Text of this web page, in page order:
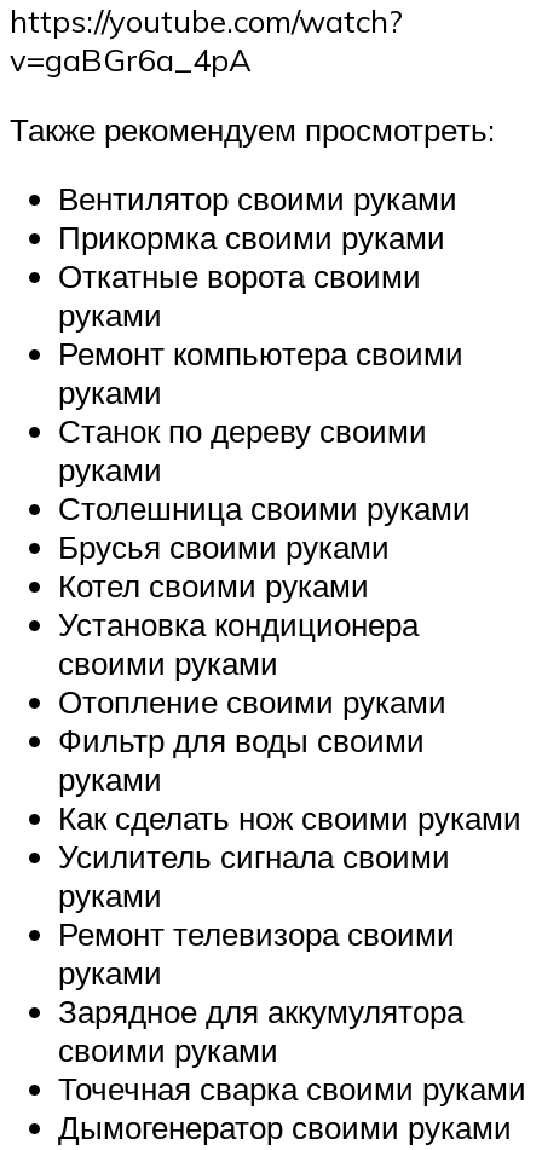
https://youtube.com/watch?
v=gaBGr6a_4pA
Также рекомендуем просмотреть:
Вентилятор своими руками
Прикормка своими руками
Откатные ворота своими
руками
Ремонт компьютера своими
руками
Станок по дереву своими
руками
Столешница своими руками
Брусья своими руками
Котел своими руками
Установка кондиционера
своими руками
Отопление своими руками
Фильтр для воды своими
руками
Как сделать нож своими руками
Усилитель сигнала своими
руками
Ремонт телевизора своими
руками
Зарядное для аккумулятора
своими руками
Точечная сварка своими руками
Дымогенератор своими руками